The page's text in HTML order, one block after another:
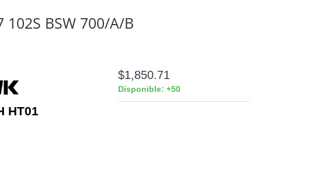
BSW 700/A/B
HT01
$1,850.71
Disponible: +50